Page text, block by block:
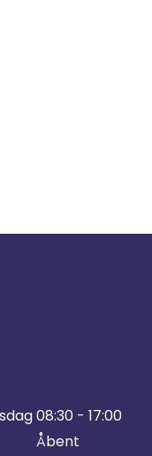
08:30 - 17:00
Åbent